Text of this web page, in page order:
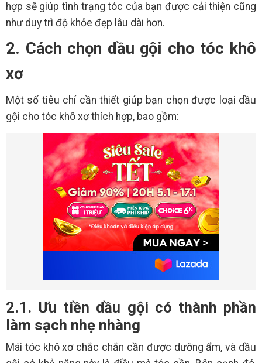
hợp sẽ giúp tình trạng tóc của bạn được cải thiện cũng
như duy trì độ khỏe đẹp lâu dài hơn.
2. Cách chọn dầu gội cho tóc khô
xơ
Một số tiêu chí cần thiết giúp bạn chọn được loại dầu
gội cho tóc khô xơ thích hợp, bao gồm:
2.1. Ưu tiền dầu gội có thành phần
làm sạch nhẹ nhàng
Mái tóc khô xơ chắc chắn cần được dưỡng ẩm, và dầu